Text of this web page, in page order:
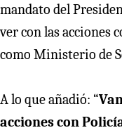
mandato del
ver con las acciones
como Ministerio de
A lo que añadió: “
acciones con